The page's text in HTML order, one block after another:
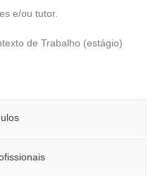
e/ou tutor.
de Trabalho (estágio)